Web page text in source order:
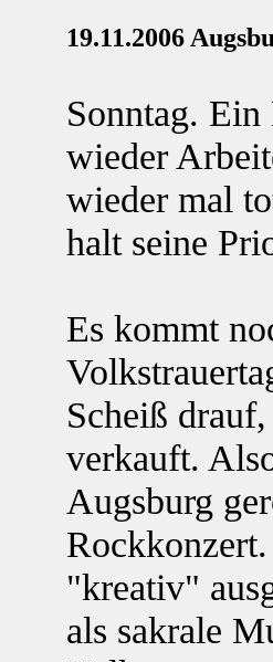
19.11.2006
Sonntag.
wieder
wieder mal
halt seine
Es kommt
Scheiß
verkauft.
Augsburg
"kreativ"
als sakrale